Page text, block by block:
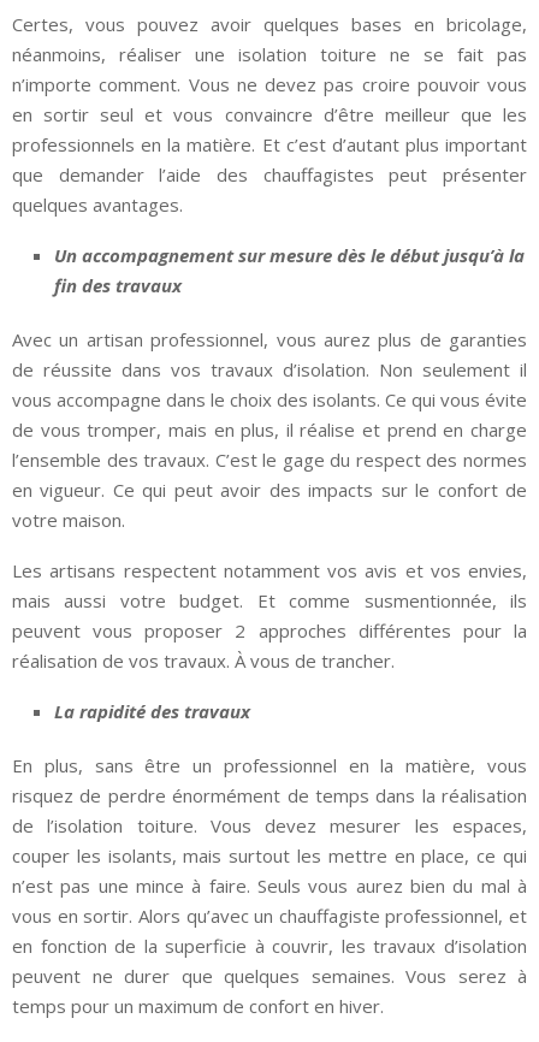
Certes, vous pouvez avoir quelques bases en bricolage,
néanmoins, réaliser une isolation toiture ne se fait pas
n’importe comment. Vous ne devez pas croire pouvoir vous
en sortir seul et vous convaincre d’être meilleur que les
professionnels en la matière. Et c’est d’autant plus important
que demander l’aide des chauffagistes peut présenter
quelques avantages.
Un accompagnement sur mesure dès le début jusqu’à la
fin des travaux
Avec un artisan professionnel, vous aurez plus de garanties
de réussite dans vos travaux d’isolation. Non seulement il
vous accompagne dans le choix des isolants. Ce qui vous évite
de vous tromper, mais en plus, il réalise et prend en charge
l’ensemble des travaux. C’est le gage du respect des normes
en vigueur. Ce qui peut avoir des impacts sur le confort de
votre maison.
Les artisans respectent notamment vos avis et vos envies,
mais aussi votre budget. Et comme susmentionnée, ils
peuvent vous proposer 2 approches différentes pour la
réalisation de vos travaux. À vous de trancher.
La rapidité des travaux
En plus, sans être un professionnel en la matière, vous
risquez de perdre énormément de temps dans la réalisation
de l’isolation toiture. Vous devez mesurer les espaces,
couper les isolants, mais surtout les mettre en place, ce qui
n’est pas une mince à faire. Seuls vous aurez bien du mal à
vous en sortir. Alors qu’avec un chauffagiste professionnel, et
en fonction de la superficie à couvrir, les travaux d’isolation
peuvent ne durer que quelques semaines. Vous serez à
temps pour un maximum de confort en hiver.